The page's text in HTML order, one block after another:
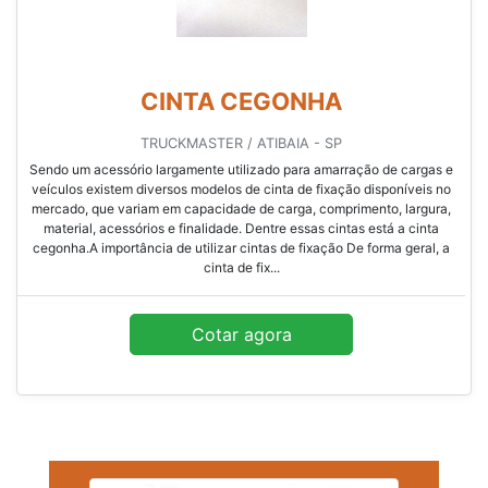
CINTA CEGONHA
TRUCKMASTER / ATIBAIA - SP
Sendo um acessório largamente utilizado para amarração de cargas e
veículos existem diversos modelos de cinta de fixação disponíveis no
mercado, que variam em capacidade de carga, comprimento, largura,
material, acessórios e finalidade. Dentre essas cintas está a cinta
cegonha.A importância de utilizar cintas de fixação De forma geral, a
cinta de fix...
Cotar agora